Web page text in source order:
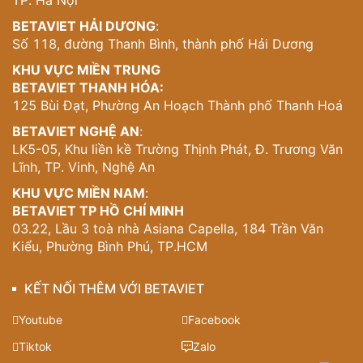
Không Gian Mở Và Bố Trí Thông Minh
Mặt bằng tầng 1 cho thấy sự sáng tạo trong cách bố trí
không gian. Phòng khách được đặt ở vị trí trung tâm, kết
nối tự nhiên với khu vực ăn uống, tạo nên một không gian
sinh hoạt chung rộng lớn. Thiết kế mở này không chỉ tối
ưu hóa diện tích mà còn khuyến khích sự giao tiếp, kết
nối giữa các thành viên trong gia đình.
Phòng ngủ master được bố trí có phòng tắm riêng và
thiết kế biệt thựnày còn dành riêng một phòng đọc sách
– chi tiết tinh tế cho thấy sự quan tâm đến nhu cầu tinh
thần của chủ nhà. Cầu thang được đặt ở vị trí hợp lý, vừa
đảm bảo động tuyến di chuyển thuận tiện vừa không
chiếm dụng quá nhiều diện tích hữu ích.
BETAVIET HẢI DƯƠNG:
Số 118, đường Thanh Bình, thành phố Hải Dương
KHU VỰC MIỀN TRUNG
BETAVIET THANH HÓA:
125 Bùi Đạt, Phường An Hoạch Thành phố Thanh Hoá
BETAVIET NGHỆ AN:
LK5-05, Khu liền kề Trường Thịnh Phát, Đ. Trương Văn
Lĩnh, TP. Vinh, Nghệ An
KHU VỰC MIỀN NAM:
BETAVIET TP HỒ CHÍ MINH
03.22, Lầu 3 toà nhà Asiana Capella, 184 Trần Văn
Kiểu, Phường Bình Phú, TP.HCM
KẾT NỐI THÊM VỚI BETAVIET
Youtube
Facebook
Tiktok
Zalo